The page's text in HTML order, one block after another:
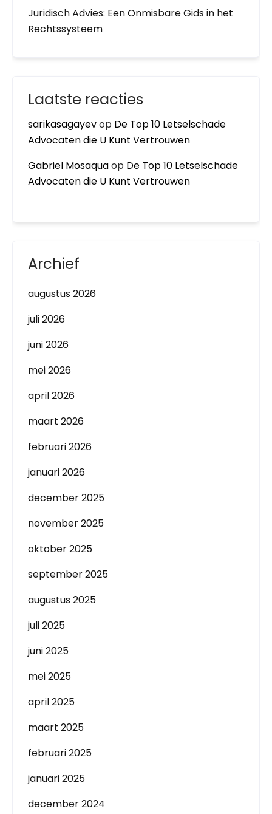
Juridisch Advies: Een Onmisbare Gids in het
Rechtssysteem
Laatste reacties
sarikasagayevop De Top 10 Letselschade
Advocaten die U Kunt Vertrouwen
Gabriel Mosaquaop De Top 10 Letselschade
Advocaten die U Kunt Vertrouwen
Archief
augustus 2026
juli 2026
juni 2026
mei 2026
april 2026
maart 2026
februari 2026
januari 2026
december 2025
november 2025
oktober 2025
september 2025
augustus 2025
juli 2025
juni 2025
mei 2025
april 2025
maart 2025
februari 2025
januari 2025
december 2024